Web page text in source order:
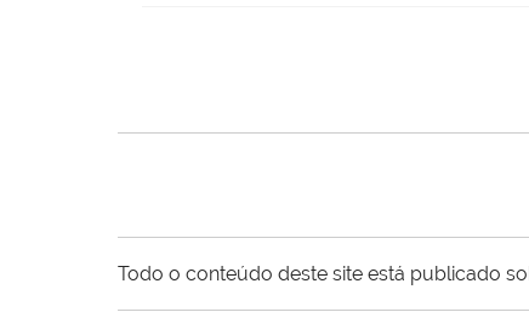
Todo o conteúdo deste site está publicado